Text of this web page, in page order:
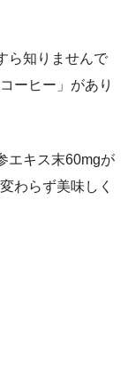
ら知りませんで
ーヒー」があり
エキス末60mgが
わらず美味しく